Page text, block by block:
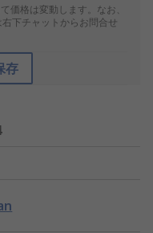
価格は変動します。なお、
下チャットからお問合せ
存